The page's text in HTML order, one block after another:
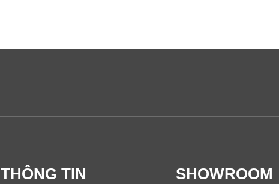
THÔNG TIN SHOWROOM